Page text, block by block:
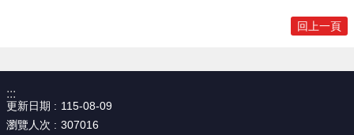
回上一頁
:::
更新日期
115-08-09
瀏覽人次
307016